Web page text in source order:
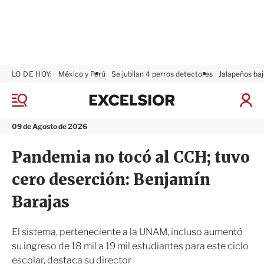
M
n
09 de Agosto de 2026
LO DE HOY: México y Perú Se jubilan 4 perros detectores Jalapeños
I
a
x
s
i
r
Pandemia no tocó al CCH; tuvo
cero deserción: Benjamín
Barajas
El sistema, perteneciente a la UNAM, incluso aumentó
su ingreso de 18 mil a 19 mil estudiantes para este ciclo
escolar, destaca su director